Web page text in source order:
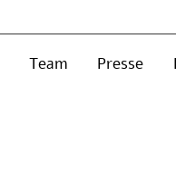
Team Presse